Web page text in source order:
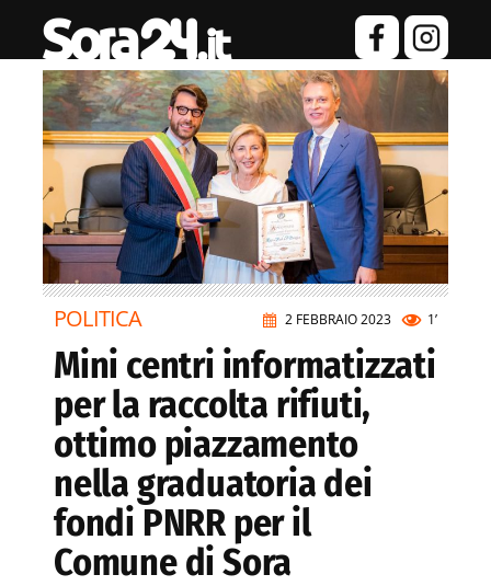
2 FEBBRAIO 2023 1’
POLITICA
Mini centri informatizzati
per la raccolta rifiuti,
ottimo piazzamento
nella graduatoria dei
fondi PNRR per il
Comune di Sora